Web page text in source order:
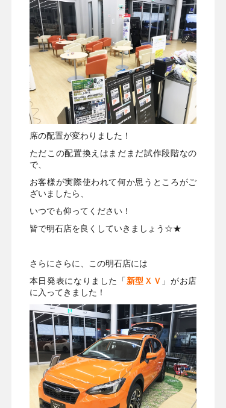
席の配置が変わりました！
ただこの配置換えはまだまだ試作段階なの
で、
お客様が実際使われて何か思うところがご
ざいましたら、
いつでも仰ってください！
皆で明石店を良くしていきましょう☆★
さらにさらに、この明石店には
本日発表になりました「新型ＸＶ 」がお店
に入ってきました！